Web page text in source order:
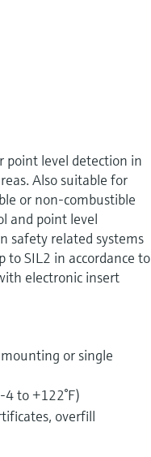
point level detection in
Also suitable for
or non-combustible
and point level
safety related systems
SIL2 in accordance to
electronic insert
or single
to +122°F)
overfill